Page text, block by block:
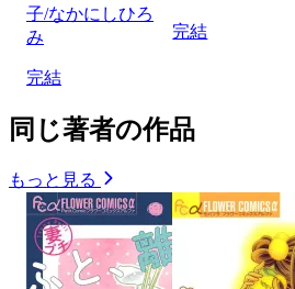
子/なかにしひろ
み
完結
完結
同じ著者の作品
もっと見る